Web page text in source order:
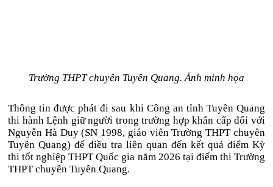
Trường THPT chuyên Tuyên Quang. Ảnh minh họa
Thông tin được phát đi sau khi Công an tỉnh Tuyên Quang
thi hành Lệnh giữ người trong trường hợp khẩn cấp đối với
Nguyễn Hà Duy (SN 1998, giáo viên Trường THPT chuyên
Tuyên Quang) để điều tra liên quan đến kết quả điểm Kỳ
thi tốt nghiệp THPT Quốc gia năm 2026 tại điểm thi Trường
THPT chuyên Tuyên Quang.